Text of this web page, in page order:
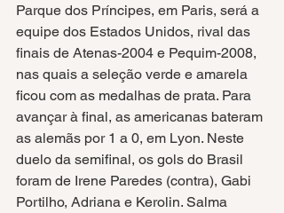
Parque dos Príncipes, em Paris, será a
equipe dos Estados Unidos, rival das
finais de Atenas-2004 e Pequim-2008,
nas quais a seleção verde e amarela
ficou com as medalhas de prata. Para
avançar à final, as americanas bateram
as alemãs por 1 a 0, em Lyon. Neste
duelo da semifinal, os gols do Brasil
foram de Irene Paredes (contra), Gabi
Portilho, Adriana e Kerolin. Salma